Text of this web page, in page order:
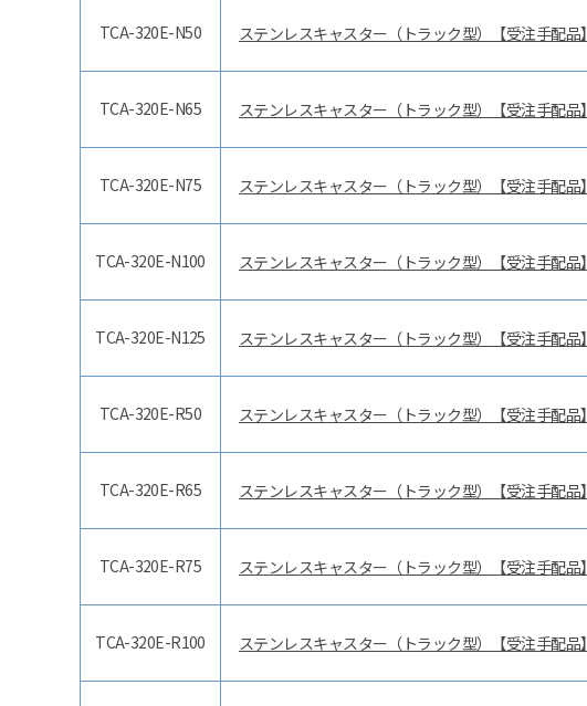
TCA-320E-N50 ステンレスキャスター（トラック型）【受注手配品】
TCA-320E-N65 ステンレスキャスター（トラック型）【受注手配品】
TCA-320E-N75 ステンレスキャスター（トラック型）【受注手配品】
TCA-320E-N100 ステンレスキャスター（トラック型）【受注手配品】
TCA-320E-N125 ステンレスキャスター（トラック型）【受注手配品】
TCA-320E-R50 ステンレスキャスター（トラック型）【受注手配品】
TCA-320E-R65 ステンレスキャスター（トラック型）【受注手配品】
TCA-320E-R75 ステンレスキャスター（トラック型）【受注手配品】
TCA-320E-R100 ステンレスキャスター（トラック型）【受注手配品】